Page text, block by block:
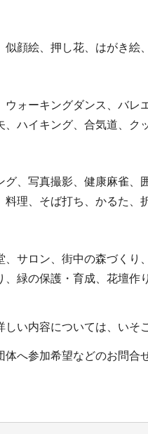
顔絵、押し花、はがき絵
ウォーキングダンス、バ
ハイキング、合気道、ク
グ、写真撮影、健康麻雀
理、そば打ち、かるた、
、サロン、街中の森づく
緑の保護・育成、花壇
い内容については、いそ
へ参加希望などのお問合